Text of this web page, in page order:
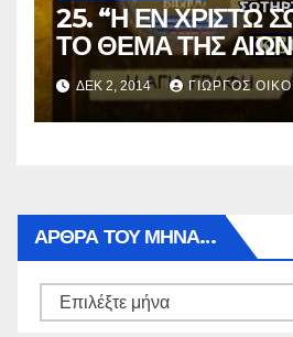
25. “Η ΕΝ ΧΡΙΣΤΩ
ΤΟ ΘΕΜΑ ΤΗΣ
ΣΩΤΗΡΙΑΣ ΤΟΥ
(Κεφάλαιον 25).
ΔΕΚ 2, 2014 ΓΙΏΡΓΟΣ
ΑΡΘΡΑ ΤΟΥ ΜΉΝΑ…
Αρθρα